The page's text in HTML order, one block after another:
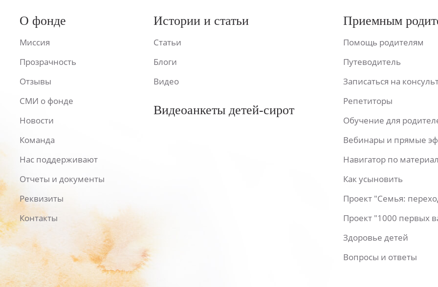
О фонде
Миссия
Прозрачность
Отзывы
СМИ о фонде
Новости
Команда
Нас поддерживают
Отчеты и документы
Реквизиты
Контакты
Истории и статьи
Статьи
Блоги
Видео
Видеоанкеты детей-сирот
Приемным
Помощь родителям
Путеводитель
Записаться на
Репетиторы
Обучение для
Вебинары и прямые
Навигатор по
Как усыновить
Проект "Семья:
Проект "1000 первых
Здоровье детей
Вопросы и ответы